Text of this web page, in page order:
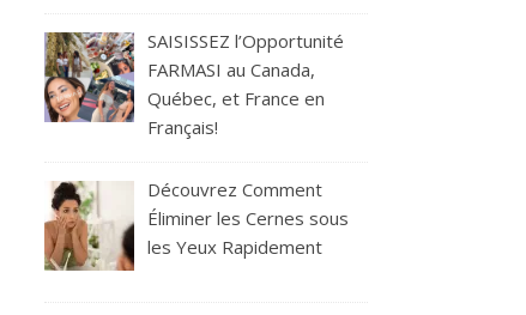
SAISISSEZ l’Opportunité
FARMASI au Canada,
Québec, et France en
Français!
Découvrez Comment
Éliminer les Cernes sous
les Yeux Rapidement